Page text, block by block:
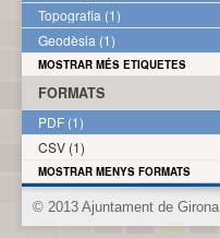
Topografia (1)
Geodèsia (1)
MOSTRAR MÉS ETIQUETES
FORMATS
PDF (1)
CSV (1)
MOSTRAR MENYS FORMATS
© 2013 Ajuntament de Girona